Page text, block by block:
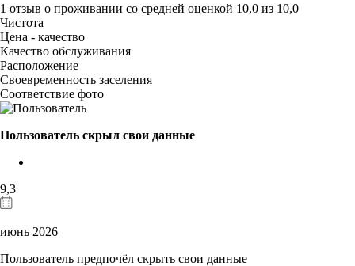
1 отзыв о проживании со средней оценкой 10,0 из 10,0
Чистота
Цена - качество
Качество обслуживания
Расположение
Своевременность заселения
Соответствие фото
Пользователь скрыл свои данные
9,3
июнь 2026
Пользователь предпочёл скрыть свои данные